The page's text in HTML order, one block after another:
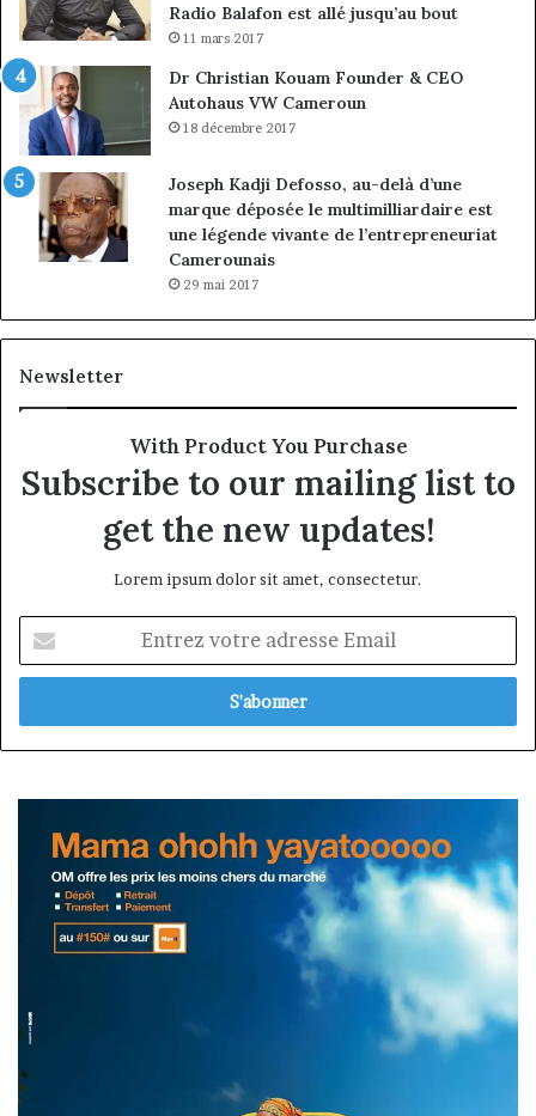
Radio Balafon est allé jusqu’au bout
11 mars 2017
Dr Christian Kouam Founder & CEO
Autohaus VW Cameroun
18 décembre 2017
Joseph Kadji Defosso, au-delà d’une
marque déposée le multimilliardaire est
une légende vivante de l’entrepreneuriat
Camerounais
29 mai 2017
Newsletter
With Product You Purchase
Subscribe to our mailing list to
get the new updates!
Lorem ipsum dolor sit amet, consectetur.
votre
adresse